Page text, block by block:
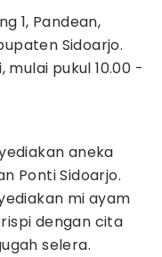
1, Pandean,
Sidoarjo.
mulai pukul 10.00 -
aneka
Ponti Sidoarjo.
mi ayam
dengan cita
selera.